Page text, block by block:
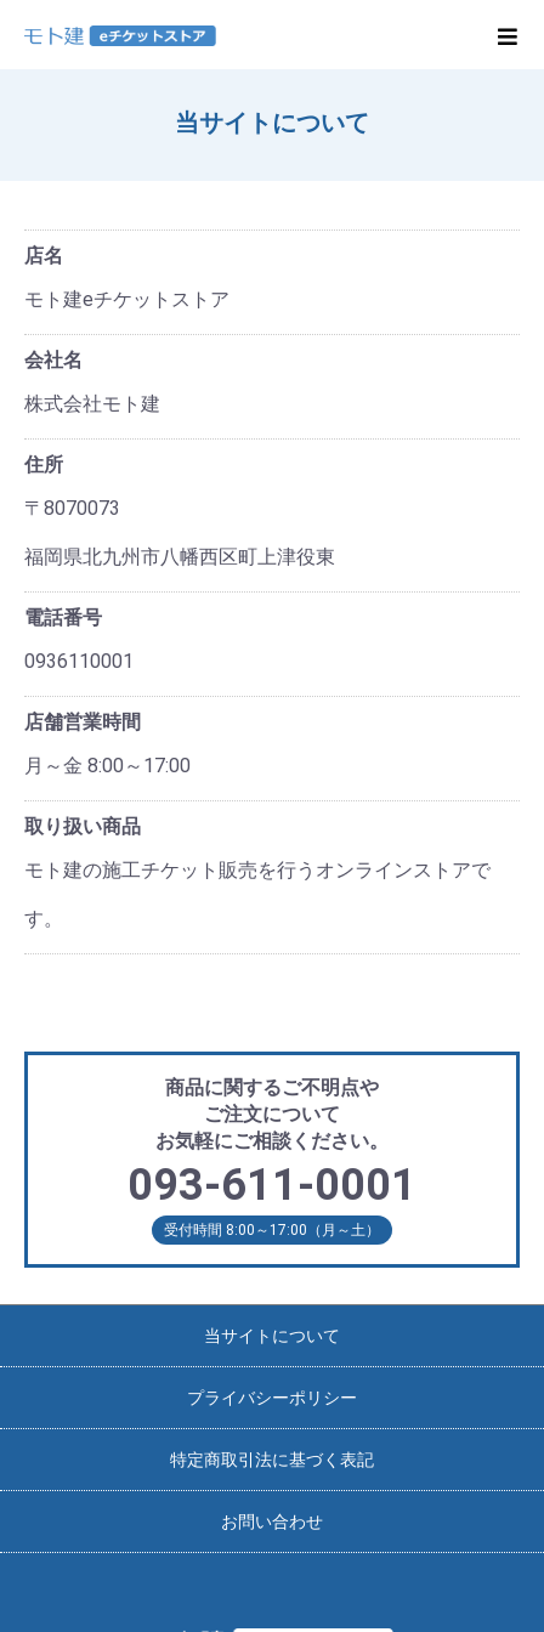
当サイトについて
店名
モト建eチケットストア
会社名
株式会社モト建
住所
〒8070073
福岡県北九州市八幡西区町上津役東
電話番号
0936110001
店舗営業時間
月～金 8:00～17:00
取り扱い商品
モト建の施工チケット販売を行うオンラインストアで
す。
商品に関するご不明点や
ご注文について
お気軽にご相談ください。
093-611-0001
受付時間 8:00～17:00（月～土）
当サイトについて
プライバシーポリシー
特定商取引法に基づく表記
お問い合わせ